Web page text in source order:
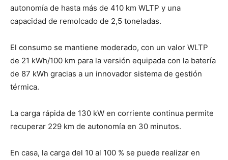
autonomía de hasta más de 410 km WLTP y una
capacidad de remolcado de 2,5 toneladas.
El consumo se mantiene moderado, con un valor WLTP
de 21 kWh/100 km para la versión equipada con la batería
de 87 kWh gracias a un innovador sistema de gestión
térmica.
La carga rápida de 130 kW en corriente continua permite
recuperar 229 km de autonomía en 30 minutos.
En casa, la carga del 10 al 100 % se puede realizar en